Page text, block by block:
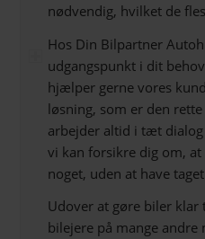
nødvendig, hvilket de
Hos Din Bilpartner
udgangspunkt i dit
hjælper gerne vores
løsning, som er den
arbejder altid i tæt
vi kan forsikre dig om,
noget, uden at have
Udover at gøre biler
bilejere på mange andre